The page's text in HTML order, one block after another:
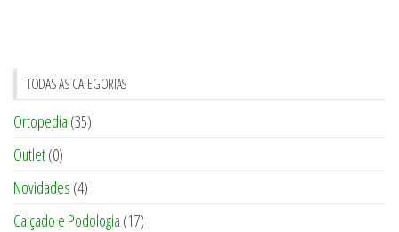
TODAS AS CATEGORIAS
Ortopedia (35)
Outlet(0)
Novidades (4)
Calçado e Podologia (17)